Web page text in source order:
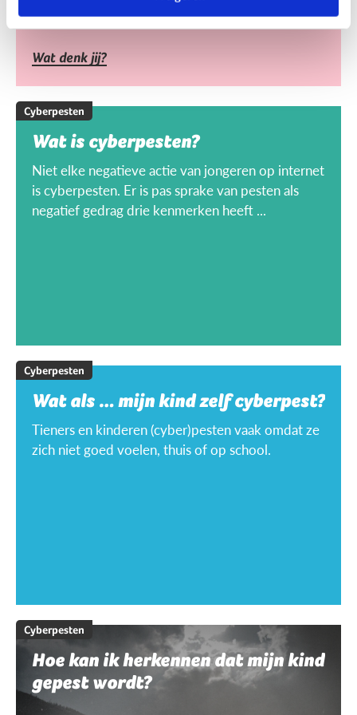
Wat denk jij?
Cyberpesten
Wat is cyberpesten?
Niet elke negatieve actie van jongeren op internet
is cyberpesten. Er is pas sprake van pesten als
negatief gedrag drie kenmerken heeft ...
Cyberpesten
Wat als … mijn kind zelf cyberpest?
Tieners en kinderen (cyber)pesten vaak omdat ze
zich niet goed voelen, thuis of op school.
Cyberpesten
Hoe kan ik herkennen dat mijn kind
gepest wordt?